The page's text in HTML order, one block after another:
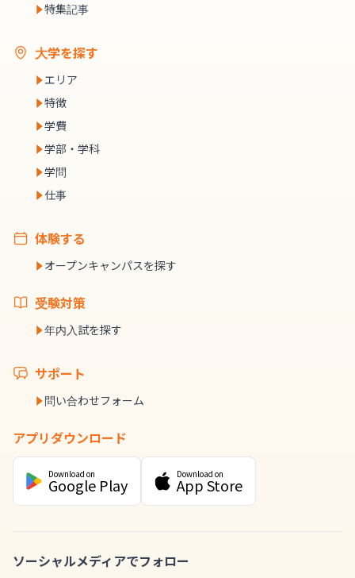
特集記事
大学を探す
エリア
特徴
学費
学部・学科
学問
仕事
体験する
オープンキャンパスを探す
受験対策
年内入試を探す
サポート
問い合わせフォーム
アプリダウンロード
Download on
Google Play
Download on
App Store
ソーシャルメディアでフォロー